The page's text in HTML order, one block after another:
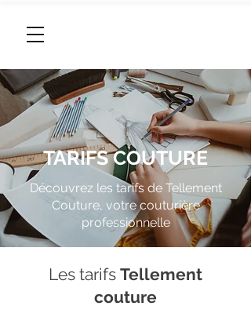
TARIFS COUTURE
Découvrez les tarifs de Tellement
Couture, votre couturière
professionnelle
Les tarifs Tellement
couture